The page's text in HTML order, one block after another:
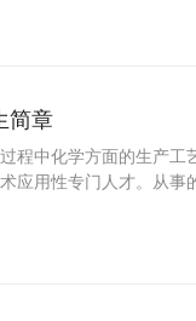
简章
程中化学方面的生产工
应用性专门人才。从事